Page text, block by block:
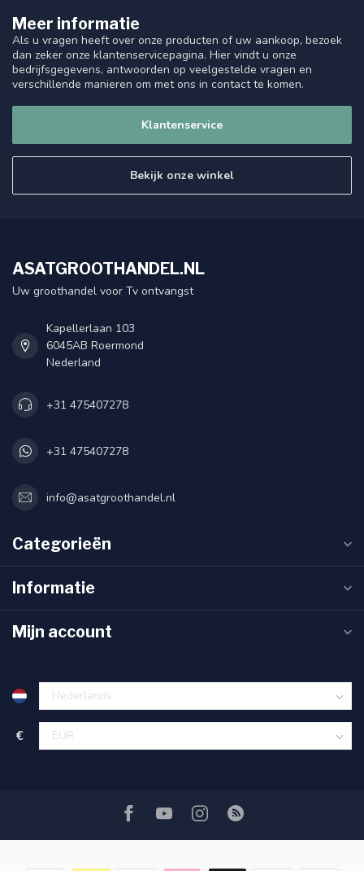
Meer informatie
Als u vragen heeft over onze producten of uw aankoop, bezoek
dan zeker onze klantenservicepagina. Hier vindt u onze
bedrijfsgegevens, antwoorden op veelgestelde vragen en
verschillende manieren om met ons in contact te komen.
Klantenservice
Bekijk onze winkel
ASATGROOTHANDEL.NL
Uw groothandel voor Tv ontvangst
Kapellerlaan 103
6045AB Roermond
Nederland
+31 475407278
+31 475407278
info@asatgroothandel.nl
Categorieën
Informatie
Mijn account
€